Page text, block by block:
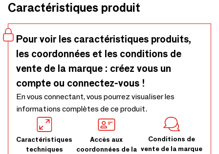
Caractéristiques produit
Pour voir les caractéristiques produits,
les coordonnées et les conditions de
vente de la marque : créez vous un
compte ou connectez-vous !
En vous connectant, vous pourrez visualiser les
informations complètes de ce produit.
Caractéristiques
techniques
Accès aux
coordonnées de la
Conditions de
vente de la marque